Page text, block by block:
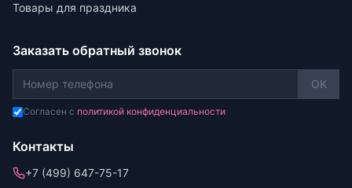
Товары для праздника
Заказать обратный звонок
OK
Согласен с политикой конфиденциальности
Контакты
+7 (499) 647-75-17